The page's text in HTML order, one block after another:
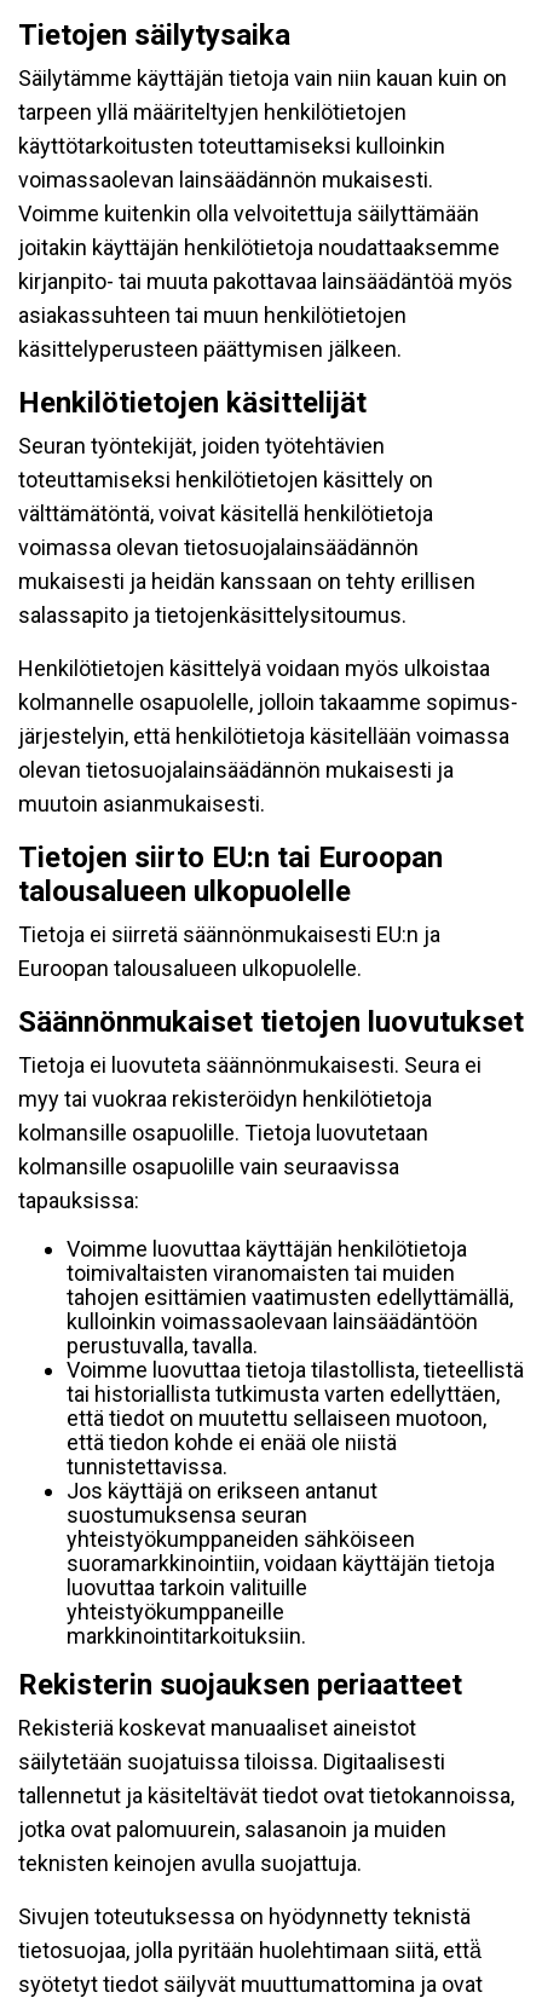
Tietojen säilytysaika
Säilytämme käyttäjän tietoja vain niin kauan kuin on
tarpeen yllä määriteltyjen henkilötietojen
käyttötarkoitusten toteuttamiseksi kulloinkin
voimassaolevan lainsäädännön mukaisesti.
Voimme kuitenkin olla velvoitettuja säilyttämään
joitakin käyttäjän henkilötietoja noudattaaksemme
kirjanpito- tai muuta pakottavaa lainsäädäntöä myös
asiakassuhteen tai muun henkilötietojen
käsittelyperusteen päättymisen jälkeen.
Henkilötietojen käsittelijät
Seuran työntekijät, joiden työtehtävien
toteuttamiseksi henkilötietojen käsittely on
välttämätöntä, voivat käsitellä henkilötietoja
voimassa olevan tietosuojalainsäädännön
mukaisesti ja heidän kanssaan on tehty erillisen
salassapito ja tietojenkäsittelysitoumus.
Henkilötietojen käsittelyä voidaan myös ulkoistaa
kolmannelle osapuolelle, jolloin takaamme sopimus-
järjestelyin, että henkilötietoja käsitellään voimassa
olevan tietosuojalainsäädännön mukaisesti ja
muutoin asianmukaisesti.
Tietojen siirto EU:n tai Euroopan
talousalueen ulkopuolelle
Tietoja ei siirretä säännönmukaisesti EU:n ja
Euroopan talousalueen ulkopuolelle.
Säännönmukaiset tietojen luovutukset
Tietoja ei luovuteta säännönmukaisesti. Seura ei
myy tai vuokraa rekisteröidyn henkilötietoja
kolmansille osapuolille. Tietoja luovutetaan
kolmansille osapuolille vain seuraavissa
tapauksissa:
Voimme luovuttaa käyttäjän henkilötietoja
toimivaltaisten viranomaisten tai muiden
tahojen esittämien vaatimusten edellyttämällä,
kulloinkin voimassaolevaan lainsäädäntöön
perustuvalla, tavalla.
Voimme luovuttaa tietoja tilastollista, tieteellistä
tai historiallista tutkimusta varten edellyttäen,
että tiedot on muutettu sellaiseen muotoon,
että tiedon kohde ei enää ole niistä
tunnistettavissa.
Jos käyttäjä on erikseen antanut
suostumuksensa seuran
yhteistyökumppaneiden sähköiseen
suoramarkkinointiin, voidaan käyttäjän tietoja
luovuttaa tarkoin valituille
yhteistyökumppaneille
markkinointitarkoituksiin.
Rekisterin suojauksen periaatteet
Rekisteriä koskevat manuaaliset aineistot
säilytetään suojatuissa tiloissa. Digitaalisesti
tallennetut ja käsiteltävät tiedot ovat tietokannoissa,
jotka ovat palomuurein, salasanoin ja muiden
teknisten keinojen avulla suojattuja.
Sivujen toteutuksessa on hyödynnetty teknistä
tietosuojaa, jolla pyritään huolehtimaan siitä, että̈
syötetyt tiedot säilyvät muuttumattomina ja ovat